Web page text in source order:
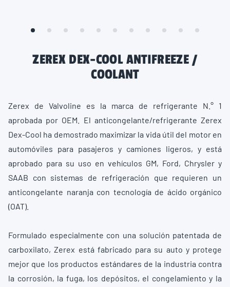
ZEREX DEX-COOL ANTIFREEZE /
COOLANT
Zerex de Valvoline es la marca de refrigerante N.° 1
aprobada por OEM. El anticongelante/refrigerante Zerex
Dex-Cool ha demostrado maximizar la vida útil del motor en
automóviles para pasajeros y camiones ligeros, y está
aprobado para su uso en vehículos GM, Ford, Chrysler y
SAAB con sistemas de refrigeración que requieren un
anticongelante naranja con tecnología de ácido orgánico
(OAT).
Formulado especialmente con una solución patentada de
carboxilato, Zerex está fabricado para su auto y protege
mejor que los productos estándares de la industria contra
la corrosión, la fuga, los depósitos, el congelamiento y la